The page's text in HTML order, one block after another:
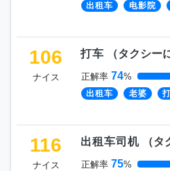
出租车 电影院
106
ナイス
打车 （タクシー
正解率 74%
出租车 老婆
116
ナイス
出租车司机 （タ
正解率 75%